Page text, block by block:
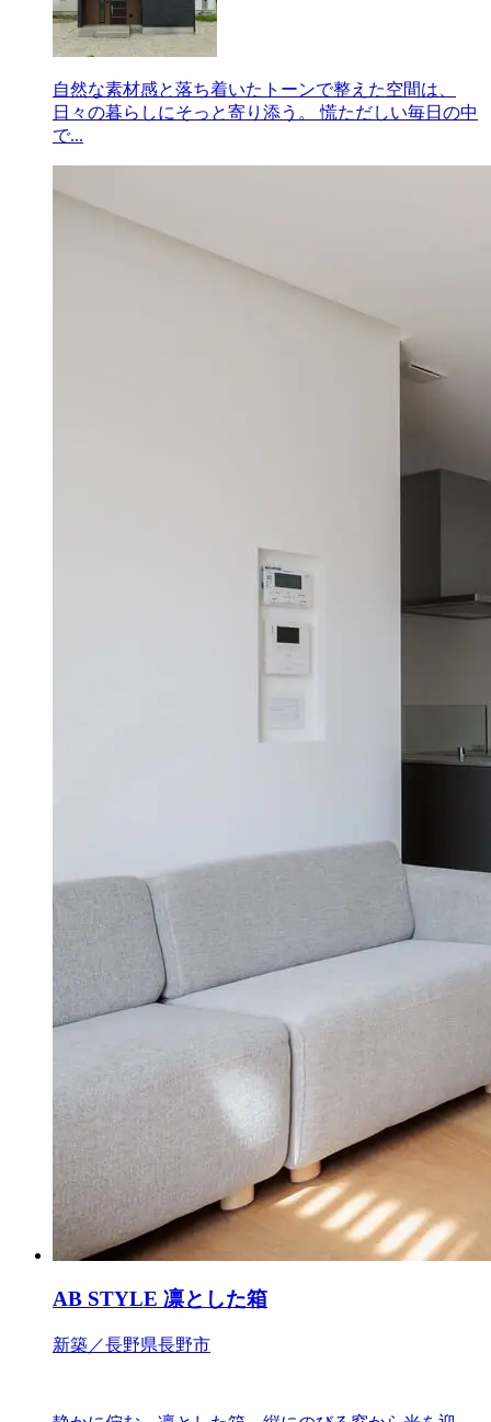
自然な素材感と落ち着いたトーンで整えた空間は、
日々の暮らしにそっと寄り添う。 慌ただしい毎日の中
で...
AB STYLE 凛とした箱
新築／長野県長野市